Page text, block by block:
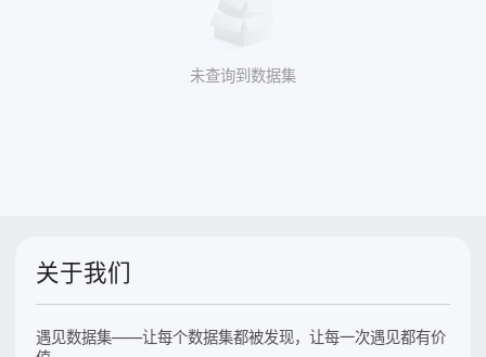
未查询到数据集
关于我们
遇见数据集——让每个数据集都被发现，让每一次遇见都有价